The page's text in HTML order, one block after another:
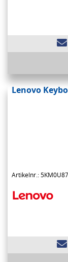
Lenovo
Artikelnr.: